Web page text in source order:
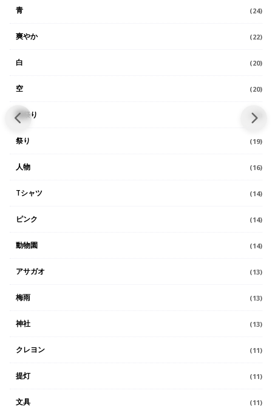
青 (24)
爽やか (22)
白 (20)
空 (20)
夏祭り (19)
祭り (19)
人物 (16)
Tシャツ (14)
ピンク (14)
動物園 (14)
アサガオ (13)
梅雨 (13)
神社 (13)
クレヨン (11)
提灯 (11)
文具 (11)